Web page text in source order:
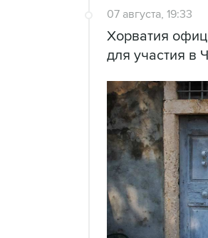
07 августа, 19:33
Хорватия
для участия в